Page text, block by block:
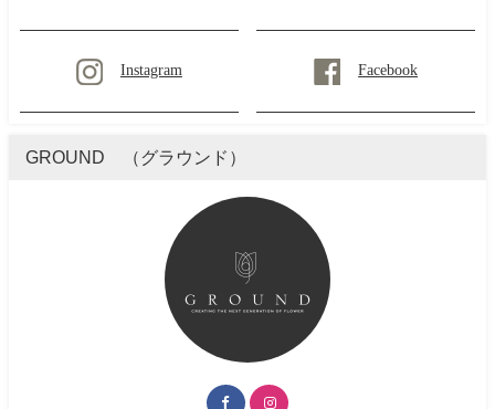
Instagram Facebook
GROUND （グラウンド）